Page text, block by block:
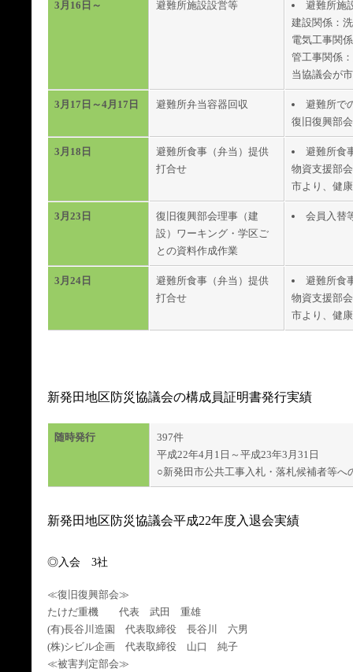
3月16日～ 避難所施設設営等
避難所施
建設関係：
電気工事関
管工事関係
当協議会が
3月17日～4月17日 避難所弁当容器回収
避難所で
復旧復興部
3月18日
避難所食事（弁当）提供
打合せ
避難所食
物資支援部
市より、健
3月23日
復旧復興部会理事（建
設）ワーキング・学区ご
との資料作成作業
会員入替
3月24日
避難所食事（弁当）提供
打合せ
避難所食
物資支援部
市より、健
新発田地区防災協議会の構成員証明書発行実績
随時発行
397件
平成22年4月1日～平成23年3月31日
○新発田市公共工事入札・落札候補者等へ
新発田地区防災協議会平成22年度入退会実績
◎入会 3社
≪復旧復興部会≫
たけだ重機 代表 武田 重雄
(有)長谷川造園 代表取締役 長谷川 六男
(株)シビル企画 代表取締役 山口 純子
≪被害判定部会≫